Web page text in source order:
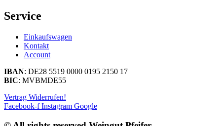
Service
Einkaufswagen
Kontakt
Account
IBAN: DE28 5519 0000 0195 2150 17
BIC: MVBMDE55
Vertrag Widerrufen!
Facebook-f Instagram Google